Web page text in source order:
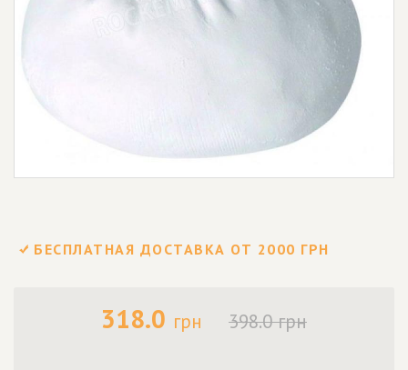
БЕСПЛАТНАЯ ДОСТАВКА ОТ 2000 ГРН
318.0 грн 398.0 грн